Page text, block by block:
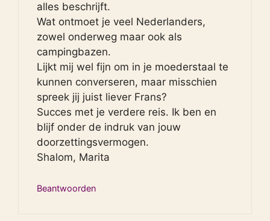
alles beschrijft.
Wat ontmoet je veel Nederlanders,
zowel onderweg maar ook als
campingbazen.
Lijkt mij wel fijn om in je moederstaal te
kunnen converseren, maar misschien
spreek jij juist liever Frans?
Succes met je verdere reis. Ik ben en
blijf onder de indruk van jouw
doorzettingsvermogen.
Shalom, Marita
Beantwoorden